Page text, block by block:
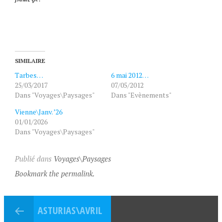
SIMILAIRE
Tarbes…
25/03/2017
Dans "Voyages\Paysages"
6 mai 2012…
07/05/2012
Dans "Evènements"
Vienne\Janv. ’26
01/01/2026
Dans "Voyages\Paysages"
Publié dans Voyages\Paysages
Bookmark the permalink.
ASTURIAS\AVRIL